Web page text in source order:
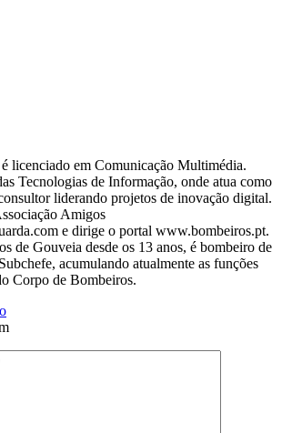
licenciado em Comunicação Multimédia.
Tecnologias de Informação, onde atua como
liderando projetos de inovação digital.
Amigos
e dirige o portal www.bombeiros.pt.
de Gouveia desde os 13 anos, é bombeiro de
acumulando atualmente as funções
Corpo de Bombeiros.